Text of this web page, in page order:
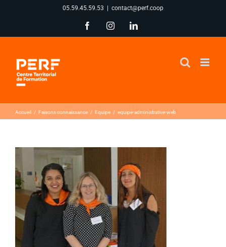
contenu
05.59.45.59.53 contact@perf.coop
FacebookInstagramLinkedIn
Accueil Faisons connaissance Equipe equipe-administrative-web